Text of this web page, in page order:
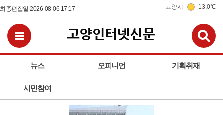
최종편집일 2026-08-06 17:17 고양시 13.0℃
뉴스 오피니언 기획취재
시민참여
전체메뉴보기